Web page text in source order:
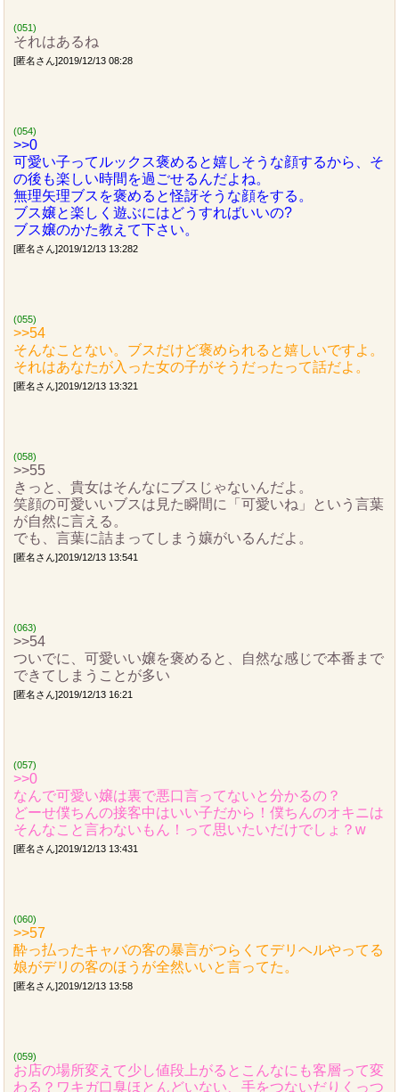
(051)
それはあるね
[匿名さん]2019/12/13 08:28
(054)
>>0
可愛い子ってルックス褒めると嬉しそうな顔するから、そ
の後も楽しい時間を過ごせるんだよね。
無理矢理ブスを褒めると怪訝そうな顔をする。
ブス嬢と楽しく遊ぶにはどうすればいいの?
ブス嬢のかた教えて下さい。
[匿名さん]2019/12/13 13:282
(055)
>>54
そんなことない。ブスだけど褒められると嬉しいですよ。
それはあなたが入った女の子がそうだったって話だよ。
[匿名さん]2019/12/13 13:321
(058)
>>55
きっと、貴女はそんなにブスじゃないんだよ。
笑顔の可愛いいブスは見た瞬間に「可愛いね」という言葉
が自然に言える。
でも、言葉に詰まってしまう孃がいるんだよ。
[匿名さん]2019/12/13 13:541
(063)
>>54
ついでに、可愛いい嬢を褒めると、自然な感じで本番まで
できてしまうことが多い
[匿名さん]2019/12/13 16:21
(057)
>>0
なんで可愛い嬢は裏で悪口言ってないと分かるの？
どーせ僕ちんの接客中はいい子だから！僕ちんのオキニは
そんなこと言わないもん！って思いたいだけでしょ？w
[匿名さん]2019/12/13 13:431
(060)
>>57
酔っ払ったキャバの客の暴言がつらくてデリヘルやってる
娘がデリの客のほうが全然いいと言ってた。
[匿名さん]2019/12/13 13:58
(059)
お店の場所変えて少し値段上がるとこんなにも客層って変
わる？ワキガ口臭ほとんどいない、手をつないだりくっつ